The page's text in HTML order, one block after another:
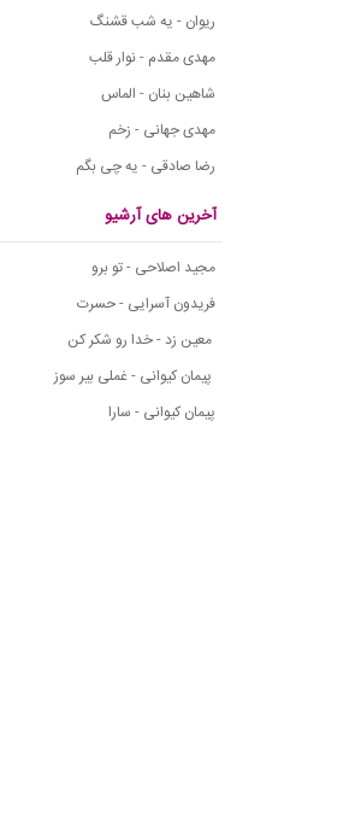
ریوان - یه شب قشنگ
مهدی مقدم - نوار قلب
شاهین بنان - الماس
مهدی جهانی - زخم
رضا صادقی - یه چی بگم
آخرین های آرشیو
مجید اصلاحی - تو برو
فریدون آسرایی - حسرت
معین زد - خدا رو شکر کن
پیمان کیوانی - غملی بیر سوز
پیمان کیوانی - سارا